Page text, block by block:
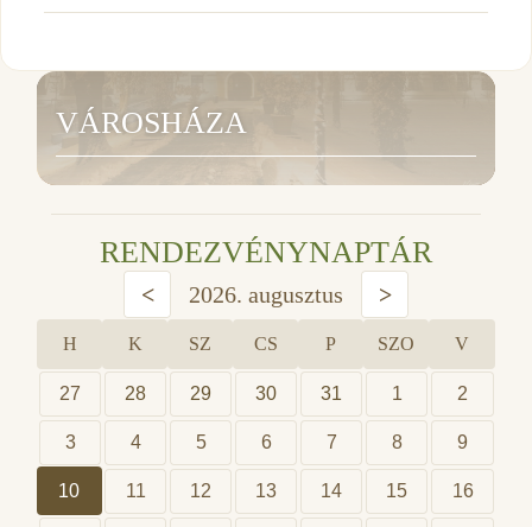
VÁROSHÁZA
RENDEZVÉNYNAPTÁR
< 2026. augusztus >
H K SZ CS P SZO V
27 28 29 30 31 1 2
3 4 5 6 7 8 9
10 11 12 13 14 15 16